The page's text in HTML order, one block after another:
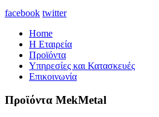
facebook twitter
Home
Η Εταιρεία
Προϊόντα
Υπηρεσίες και Κατασκευές
Επικοινωνία
Προϊόντα MekMetal